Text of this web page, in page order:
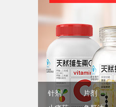
针剂 片剂